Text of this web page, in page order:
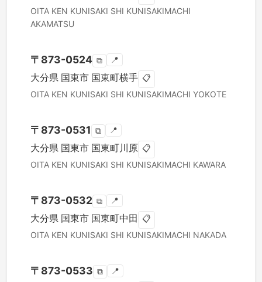
OITA KEN KUNISAKI SHI KUNISAKIMACHI
AKAMATSU
〒 873-0524 ⧉ 📍
大分県 国東市 国東町横手 📋
OITA KEN KUNISAKI SHI KUNISAKIMACHI YOKOTE
〒 873-0531 ⧉ 📍
大分県 国東市 国東町川原 📋
OITA KEN KUNISAKI SHI KUNISAKIMACHI KAWARA
〒 873-0532 ⧉ 📍
大分県 国東市 国東町中田 📋
OITA KEN KUNISAKI SHI KUNISAKIMACHI NAKADA
〒 873-0533 ⧉ 📍